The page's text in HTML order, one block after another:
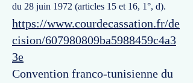
du 28 juin 1972 (articles 15 et 16, 1°, d).
https://www.courdecassation.fr/de
cision/607980809ba5988459c4a3
3e
Convention franco-tunisienne du